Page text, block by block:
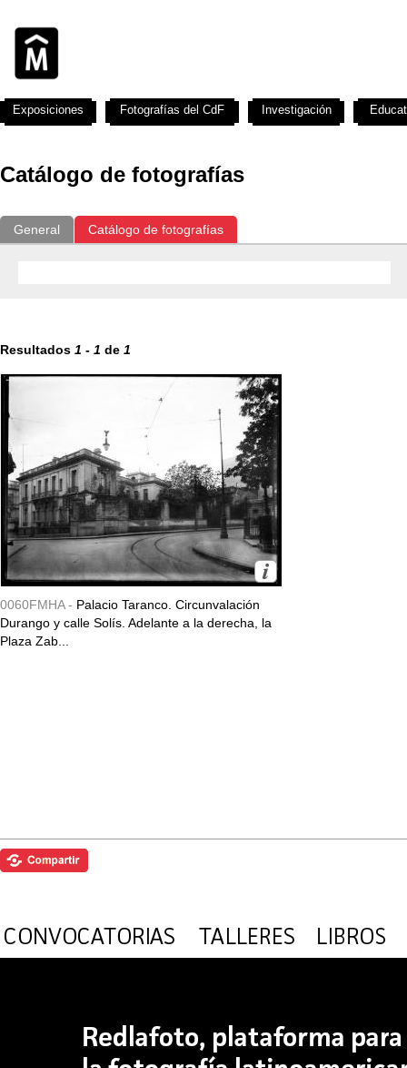
Catálogo de fotografías
General Catálogo de fotografías
Resultados 1 - 1 de 1
0060FMHA - Palacio Taranco. Circunvalación
Durango y calle Solís. Adelante a la derecha, la
Plaza Zab...
Exposiciones Fotografías del CdF Investigación